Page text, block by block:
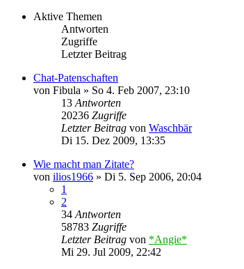
Aktive Themen
Antworten
Zugriffe
Letzter Beitrag
Chat-Patenschaften
von Fibula » So 4. Feb 2007, 23:10
13 Antworten
20236 Zugriffe
Letzter Beitrag von Waschbär
Di 15. Dez 2009, 13:35
Wie macht man Zitate?
von ilios1966 » Di 5. Sep 2006, 20:04
1
2
34 Antworten
58783 Zugriffe
Letzter Beitrag von *Angie*
Mi 29. Jul 2009, 22:42